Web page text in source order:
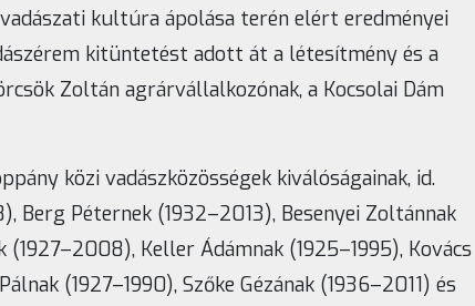
kultúra ápolása terén elért eredményei
kitüntetést adott át a létesítmény és a
Zoltán agrárvállalkozónak, a Kocsolai Dám
közi vadászközösségek kiválóságainak, id.
Berg Péternek (1932–2013), Besenyei Zoltánnak
(1927–2008), Keller Ádámnak (1925–1995), Kovács
(1927–1990), Szőke Gézának (1936–2011) és